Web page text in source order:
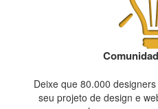
Deixe que 80.000
seu projeto de design e